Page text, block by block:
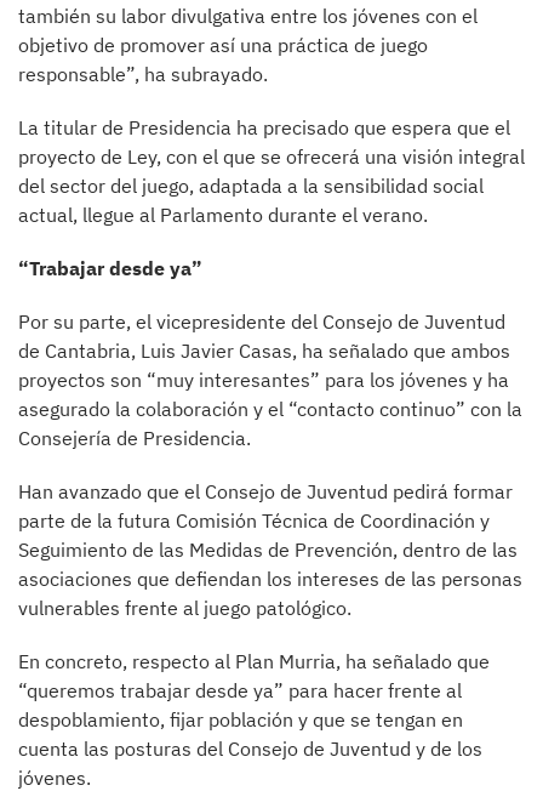
también su labor divulgativa entre los jóvenes con el
objetivo de promover así una práctica de juego
responsable”, ha subrayado.
La titular de Presidencia ha precisado que espera que el
proyecto de Ley, con el que se ofrecerá una visión integral
del sector del juego, adaptada a la sensibilidad social
actual, llegue al Parlamento durante el verano.
“Trabajar desde ya”
Por su parte, el vicepresidente del Consejo de Juventud
de Cantabria, Luis Javier Casas, ha señalado que ambos
proyectos son “muy interesantes” para los jóvenes y ha
asegurado la colaboración y el “contacto continuo” con la
Consejería de Presidencia.
Han avanzado que el Consejo de Juventud pedirá formar
parte de la futura Comisión Técnica de Coordinación y
Seguimiento de las Medidas de Prevención, dentro de las
asociaciones que defiendan los intereses de las personas
vulnerables frente al juego patológico.
En concreto, respecto al Plan Murria, ha señalado que
“queremos trabajar desde ya” para hacer frente al
despoblamiento, fijar población y que se tengan en
cuenta las posturas del Consejo de Juventud y de los
jóvenes.